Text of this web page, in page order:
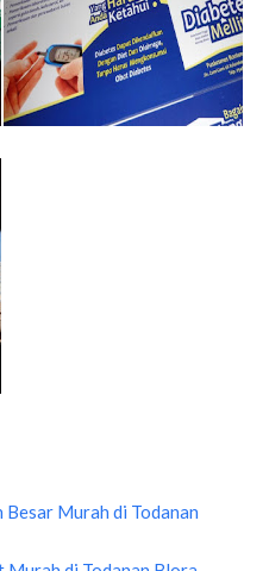
Murah di Todanan